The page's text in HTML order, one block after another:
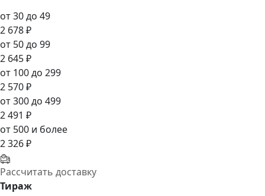
от 30 до 49
2 678 ₽
от 50 до 99
2 645 ₽
от 100 до 299
2 570 ₽
от 300 до 499
2 491 ₽
от 500 и более
2 326 ₽
Рассчитать доставку
Тираж